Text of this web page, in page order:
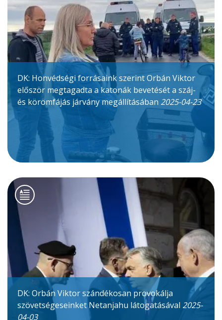
DK: Honvédségi forrásaink szerint Orbán Viktor
először megtagadta a katonák bevetését a száj-
és körömfájás járvány megállításában 2025-04-23
DK: Orbán Viktor szándékosan provokálja
szövetségeseinket Netanjahu látogatásával 2025-
04-03